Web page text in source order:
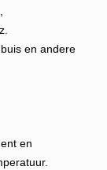
en andere
en